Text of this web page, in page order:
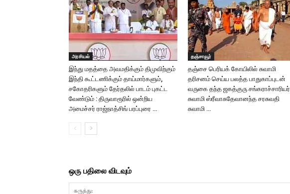
அரசியல்
இந்து மதத்தை அவமதிக்கும் திமுவிற்கும்
இந்தி கூட்டணிக்கும் தாய்மார்களும்,
சகோதரிகளும் தேர்தலில் பாடம் புகட்ட
வேண்டும் : திருவாரூரில் ஒன்றிய
அமைச்சர் ராஜ்நாத்சிங் பரப்புரை …
தஞ்சாவூர்
தஞ்சை பெரியக் கோயிலில் சுவாமி
தரிசனம் செய்ய பலத்த பாதுகாப்புடன்
வருகை தந்த ஜகத்குரு சங்கராச்சாரியர்
சுவாமி ஸ்ரீவாசுதேவானந்த சரசுவதி
சுவாமி …
ஒரு பதிலை விடவும்